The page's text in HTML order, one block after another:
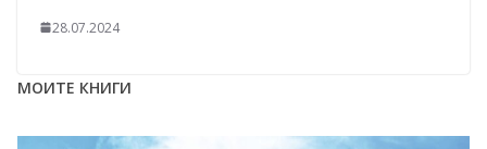
28.07.2024
МОИТЕ КНИГИ